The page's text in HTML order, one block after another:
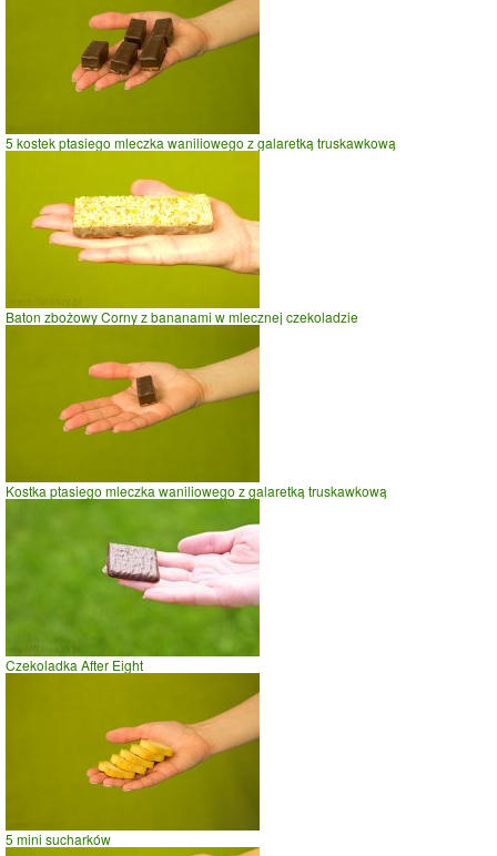
Czas potrzebny na spalenie porcji ze zdjęcia
wadze70kg -
0
szybki taniec,trucht
prasowanie
prowadzenie samochodu
5 kostek ptasiego mleczka waniliowego z galaretką truskawkową
Baton zbożowy Corny z bananami w mlecznej czekoladzie
Kostka ptasiego mleczka waniliowego z galaretką truskawkową
Czekoladka After Eight
5 mini sucharków